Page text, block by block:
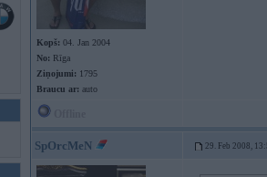
Kopš: 04. Jan 2004
No: Rīga
Ziņojumi: 1795
Braucu ar: auto
SpOrcMeN 29. Feb 2008,